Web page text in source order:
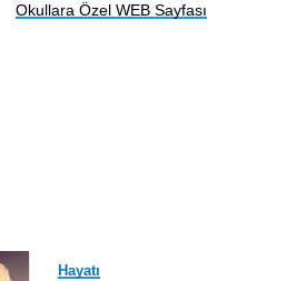
Okullara Özel WEB Sayfası
Hayatı